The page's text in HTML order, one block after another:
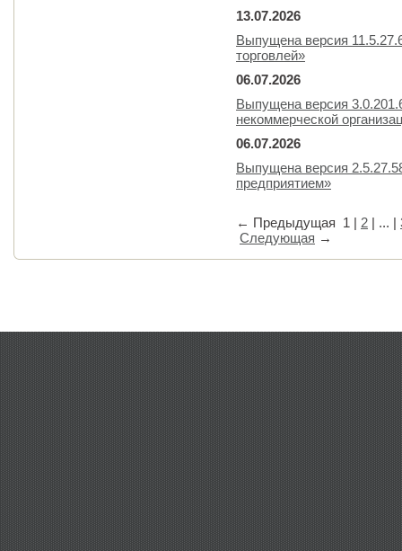
13.07.2026
Выпущена версия
торговлей»
06.07.2026
Выпущена версия
некоммерческой
06.07.2026
Выпущена версия
предприятием»
← Предыдущая 1 | 2 | ... |
Следующая →